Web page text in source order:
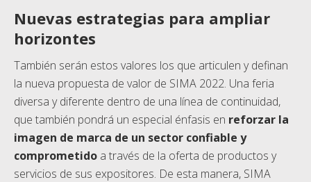
Nuevas estrategias para ampliar
horizontes
También serán estos valores los que articulen y definan
la nueva propuesta de valor de SIMA 2022. Una feria
diversa y diferente dentro de una línea de continuidad,
que también pondrá un especial énfasis en reforzar la
imagen de marca de un sector confiable y
comprometido a través de la oferta de productos y
servicios de sus expositores. De esta manera, SIMA